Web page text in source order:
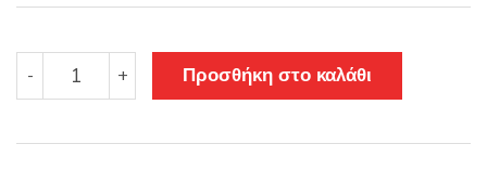
59.00€.είναι:
47.20€.
-
Beauty
Home
+ Προσθήκη στο καλάθι